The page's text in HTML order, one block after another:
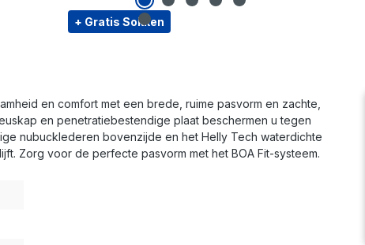
+ Gratis Sokken
en comfort met een brede, ruime pasvorm en zachte,
en penetratiebestendige plaat beschermen u tegen
nubucklederen bovenzijde en het Helly Tech waterdichte
Zorg voor de perfecte pasvorm met het BOA Fit-systeem.